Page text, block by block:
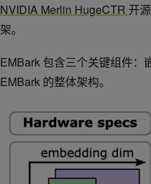
NVIDIA Merlin HugeCTR 开
架。
EMBark 包含三个关键组件：
EMBark 的整体架构。